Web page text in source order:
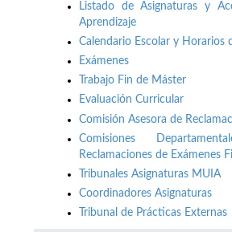
Listado de Asignaturas y
Aprendizaje
Calendario Escolar y Horarios
Exámenes
Trabajo Fin de Máster
Evaluación Curricular
Comisión Asesora de
Comisiones
Reclamaciones de Exámenes
Tribunales Asignaturas MUIA
Coordinadores Asignaturas
Tribunal de Prácticas Externas